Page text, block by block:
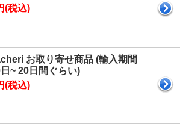
(税込)
お取り寄せ商品 (輸入期間
~ 20日間ぐらい)
(税込)